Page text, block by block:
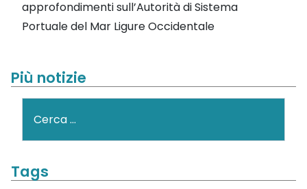
approfondimenti sull’Autorità di Sistema
Portuale del Mar Ligure Occidentale
Più notizie
Tags